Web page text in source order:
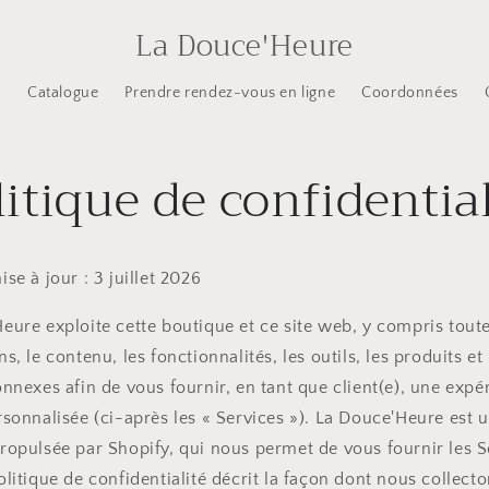
La Douce'Heure
Catalogue Prendre rendez-vous en ligne Coordonnées
de
à jour : 3 juillet 2026
exploite cette boutique et ce site web, y compris
le contenu, les fonctionnalités, les outils, les produits et
afin de vous fournir, en tant que client(e), une
(ci-après les « Services »). La Douce'Heure est
par Shopify, qui nous permet de vous fournir les
de confidentialité décrit la façon dont nous